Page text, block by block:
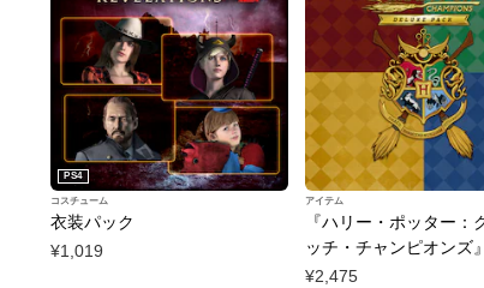
衣装パック
PS4
コスチューム
¥1,019
『ハリー・ポッター：
ッチ・チャンピオンズ
クスパック PS4 & PS5
アイテム
¥2,475